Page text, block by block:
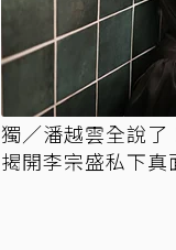
獨／潘越雲全說了
揭開李宗盛私下真